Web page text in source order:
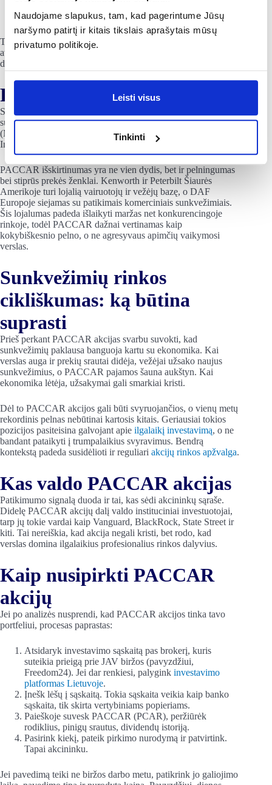
Naudojame slapukus, tam, kad pagerintume Jūsų
naršymo patirtį ir kitais tikslais aprašytais mūsų
privatumo politikoje.
Leisti visus
Tinkinti
Europos ir JAV modelio.
Trumpai tariant, nepriklausomai nuo to, kaip greitai juda
atskiros rinkos, PACCAR turi ką pasiūlyti ir tradicinių
dyzelinių sunkvežimių, ir elektrinių modelių pirkėjams.
PACCAR ir konkurentai
Sunkvežimių rinkoje PACCAR konkuruoja su keliais
sunkiasvoriais žaidėjais: Volvo grupe, Daimler Truck
(Mercedes-Benz, Freightliner) ir Traton grupe (MAN, Scania,
International). Visi jie yra stiprūs ir investuoja į elektrifikaciją.
PACCAR išskirtinumas yra ne vien dydis, bet ir pelningumas
bei stiprūs prekės ženklai. Kenworth ir Peterbilt Šiaurės
Amerikoje turi lojalią vairuotojų ir vežėjų bazę, o DAF
Europoje siejamas su patikimais komerciniais sunkvežimiais.
Šis lojalumas padeda išlaikyti maržas net konkurencingoje
rinkoje, todėl PACCAR dažnai vertinamas kaip
kokybiškesnio pelno, o ne agresyvaus apimčių vaikymosi
verslas.
Sunkvežimių rinkos
cikliškumas: ką būtina
suprasti
Prieš perkant PACCAR akcijas svarbu suvokti, kad
sunkvežimių paklausa banguoja kartu su ekonomika. Kai
verslas auga ir prekių srautai didėja, vežėjai užsako naujus
sunkvežimius, o PACCAR pajamos šauna aukštyn. Kai
ekonomika lėtėja, užsakymai gali smarkiai kristi.
Dėl to PACCAR akcijos gali būti svyruojančios, o vienų metų
rekordinis pelnas nebūtinai kartosis kitais. Geriausiai tokios
pozicijos pasiteisina galvojant apie ilgalaikį investavimą, o ne
bandant pataikyti į trumpalaikius svyravimus. Bendrą
kontekstą padeda susidėlioti ir reguliari akcijų rinkos apžvalga.
Kas valdo PACCAR akcijas
Patikimumo signalą duoda ir tai, kas sėdi akcininkų sąraše.
Didelę PACCAR akcijų dalį valdo instituciniai investuotojai,
tarp jų tokie vardai kaip Vanguard, BlackRock, State Street ir
kiti. Tai nereiškia, kad akcija negali kristi, bet rodo, kad
verslas domina ilgalaikius profesionalius rinkos dalyvius.
Kaip nusipirkti PACCAR
akcijų
Jei po analizės nusprendi, kad PACCAR akcijos tinka tavo
portfeliui, procesas paprastas:
Atsidaryk investavimo sąskaitą pas brokerį, kuris
suteikia prieigą prie JAV biržos (pavyzdžiui,
Freedom24). Jei dar renkiesi, palygink investavimo
platformas Lietuvoje.
Įnešk lėšų į sąskaitą. Tokia sąskaita veikia kaip banko
sąskaita, tik skirta vertybiniams popieriams.
Paieškoje suvesk PACCAR (PCAR), peržiūrėk
rodiklius, pinigų srautus, dividendų istoriją.
Pasirink kiekį, pateik pirkimo nurodymą ir patvirtink.
Tapai akcininku.
Jei pavedimą teiki ne biržos darbo metu, patikrink jo galiojimo